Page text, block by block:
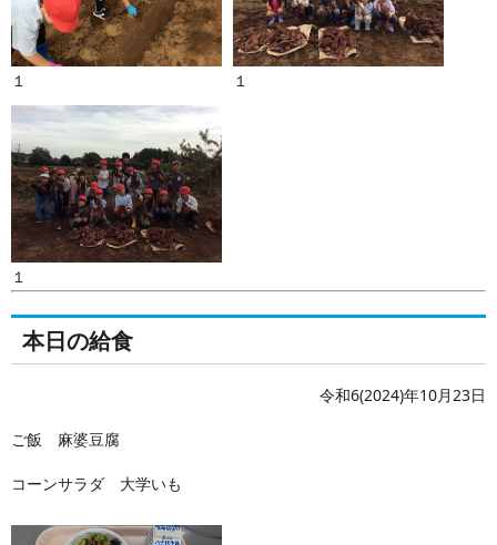
１ １
１
本日の給食
令和6(2024)年10月23日
ご飯 麻婆豆腐
コーンサラダ 大学いも